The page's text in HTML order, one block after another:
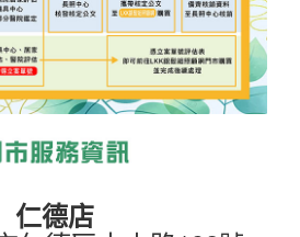
仁德店